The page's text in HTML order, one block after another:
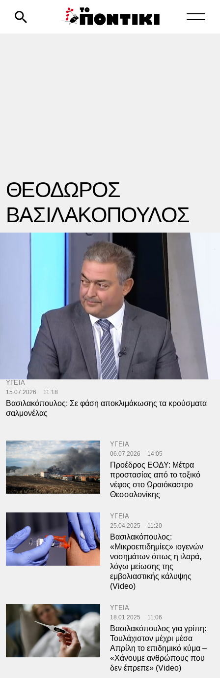
ΘΕΟΔΩΡΟΣ
ΒΑΣΙΛΑΚΟΠΟΥΛΟΣ
ΥΓΕΙΑ
15.07.2026 11:18
Βασιλακόπουλος: Σε φάση αποκλιμάκωσης τα κρούσματα
σαλμονέλας
ΥΓΕΙΑ
06.07.2026 14:05
Προέδρος ΕΟΔΥ: Μέτρα
προστασίας από το τοξικό
νέφος στο Ωραιόκαστρο
Θεσσαλονίκης
ΥΓΕΙΑ
25.04.2025 11:20
Βασιλακόπουλος:
«Μικροεπιδημίες» ιογενών
νοσημάτων όπως η ιλαρά,
λόγω μείωσης της
εμβολιαστικής κάλυψης
(Video)
ΥΓΕΙΑ
18.01.2025 11:06
Bασιλακόπουλος για γρίπη:
Τουλάχιστον μέχρι μέσα
Απρίλη το επιδημικό κύμα –
«Χάνουμε ανθρώπους που
δεν έπρεπε» (Video)